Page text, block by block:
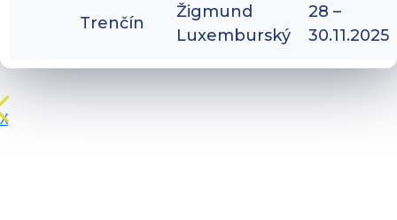
Trenčín
Žigmund
Luxemburský
28 –
30.11.2025
X